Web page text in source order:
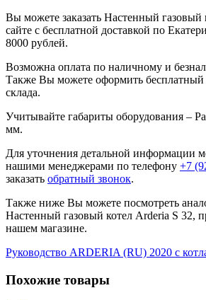
Вы можете заказать Настенный газовый
сайте с бесплатной доставкой по
8000 рублей.
Возможна оплата по наличному и
Также Вы можете оформить бесплатный
склада.
Учитывайте габариты оборудования –
мм.
Для уточнения детальной информации
нашими менеджерами по телефону +7
заказать обратный звонок.
Также ниже Вы можете посмотреть
Настенный газовый котел Arderia S 32,
нашем магазине.
Руководство ARDERIA (RU) 2020 с
Похожие товары